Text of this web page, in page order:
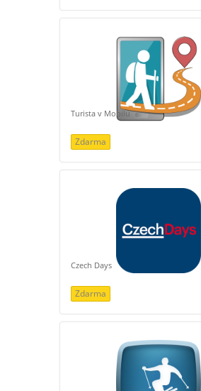
Turista v Mobilu
Zdarma
Czech Days
Zdarma